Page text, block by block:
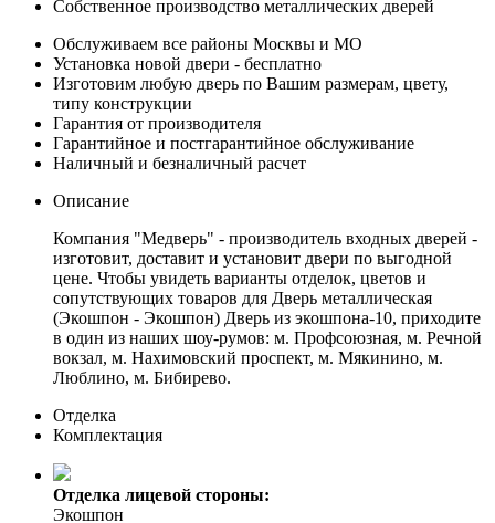
Собственное производство металлических дверей
Обслуживаем все районы Москвы и МО
Установка новой двери - бесплатно
Изготовим любую дверь по Вашим размерам, цвету,
типу конструкции
Гарантия от производителя
Гарантийное и постгарантийное обслуживание
Наличный и безналичный расчет
Описание
Компания "Медверь" - производитель входных дверей -
изготовит, доставит и установит двери по выгодной
цене. Чтобы увидеть варианты отделок, цветов и
сопутствующих товаров для Дверь металлическая
(Экошпон - Экошпон) Дверь из экошпона-10, приходите
в один из наших шоу-румов: м. Профсоюзная, м. Речной
вокзал, м. Нахимовский проспект, м. Мякинино, м.
Люблино, м. Бибирево.
Отделка
Комплектация
Отделка лицевой стороны:
Экошпон